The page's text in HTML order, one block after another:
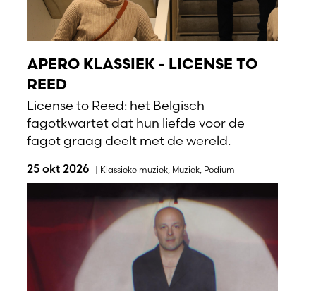
APERO KLASSIEK - LICENSE TO
REED
License to Reed: het Belgisch
fagotkwartet dat hun liefde voor de
fagot graag deelt met de wereld.
25 okt 2026 | Klassieke muziek, Muziek, Podium